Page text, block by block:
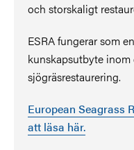
och storskaligt
ESRA fungerar som
kunskapsutbyte
sjögräsrestaurering.
European Seagrass
att läsa här.